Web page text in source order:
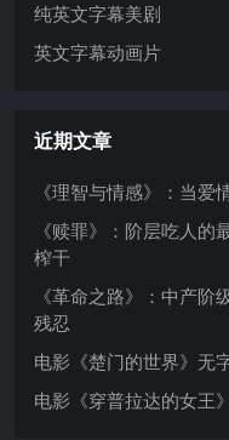
纯英文字幕美剧
英文字幕动画片
近期文章
《理智与情感》：当爱
《赎罪》：阶层吃人
榨干
《革命之路》：中产
残忍
电影《楚门的世界》无
电影《穿普拉达的女王